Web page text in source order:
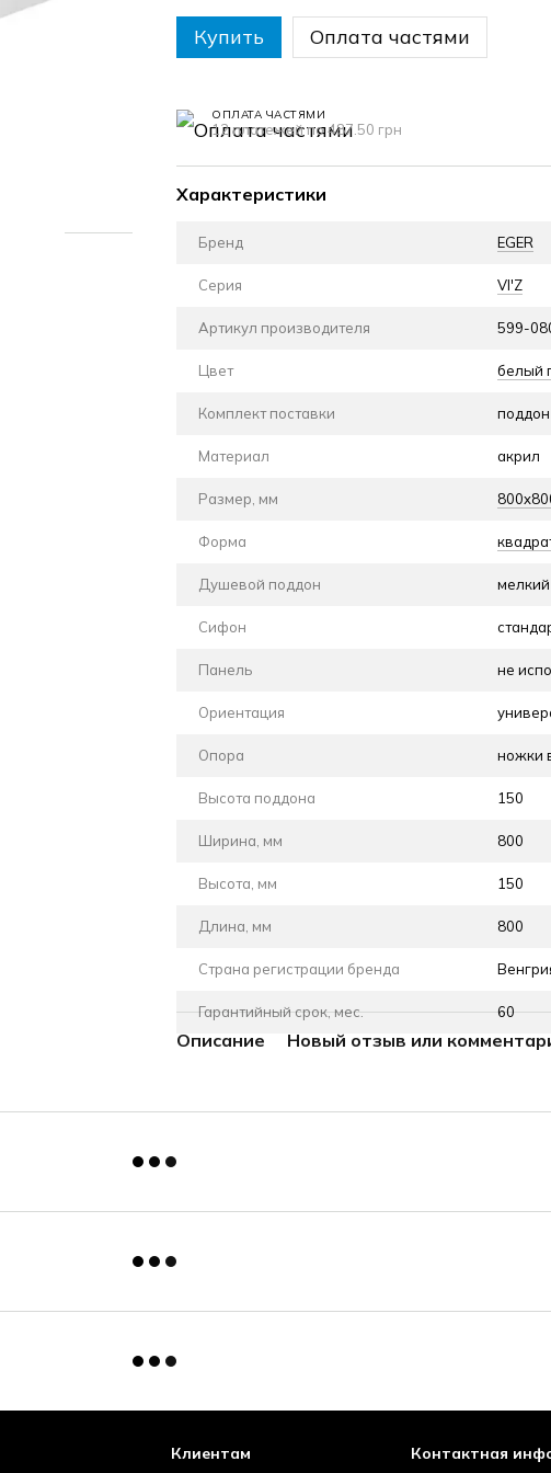
Купить Оплата частями
ОПЛАТА ЧАСТЯМИ
12 платежей по 487.50 грн
Характеристики
Бренд EGER
Серия VI'Z
Артикул производителя 599-
Цвет белый
Комплект поставки
Материал акрил
Размер, мм
Форма
Душевой поддон мелкий
Сифон
Панель не
Ориентация
Опора ножки
Высота поддона 150
Ширина, мм 800
Высота, мм 150
Длина, мм 800
Страна регистрации бренда
Гарантийный срок, мес. 60
Описание Новый отзыв или
Клиентам Контактная